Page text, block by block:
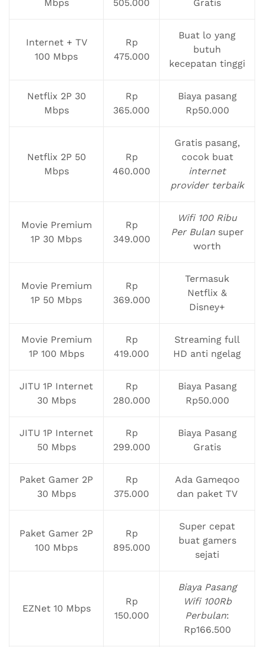
Mbps 505.000 Gratis
Internet + TV
100 Mbps
Rp
475.000
Buat lo yang
butuh
kecepatan tinggi
Netflix 2P 30
Mbps
Rp
365.000
Biaya pasang
Rp50.000
Netflix 2P 50
Mbps
Rp
460.000
Gratis pasang,
cocok buat
internet
provider terbaik
Movie Premium
1P 30 Mbps
Rp
349.000
Wifi 100 Ribu
Per Bulansuper
worth
Movie Premium
1P 50 Mbps
Rp
369.000
Termasuk
Netflix &
Disney+
Movie Premium
1P 100 Mbps
Rp
419.000
Streaming full
HD anti ngelag
JITU 1P Internet
30 Mbps
Rp
280.000
Biaya Pasang
Rp50.000
JITU 1P Internet
50 Mbps
Rp
299.000
Biaya Pasang
Gratis
Paket Gamer 2P
30 Mbps
Rp
375.000
Ada Gameqoo
dan paket TV
Paket Gamer 2P
100 Mbps
Rp
895.000
Super cepat
buat gamers
sejati
EZNet 10 Mbps
Rp
150.000
Biaya Pasang
Wifi 100Rb
Perbulan:
Rp166.500